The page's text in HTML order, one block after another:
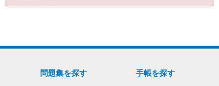
問題集を探す 手帳を探す